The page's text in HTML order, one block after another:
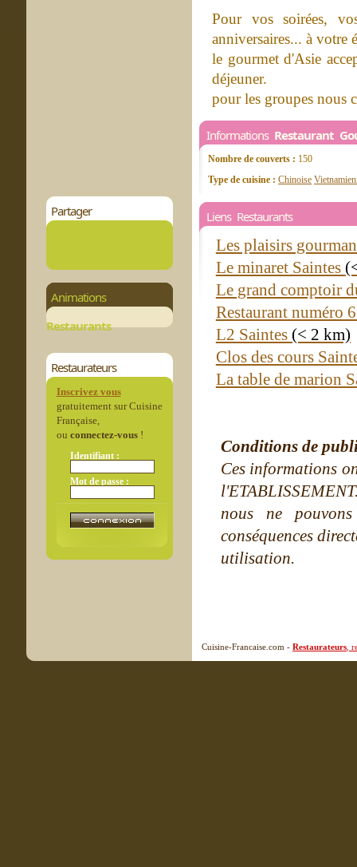
Partager
Animations
Restaurants
Restaurateurs
Inscrivez vous
gratuitement sur Cuisine
Française,
ou connectez-vous!
Identifiant :
Mot de passe :
Pour vos soirées,
anniversaires... à votre
le gourmet d'Asie
déjeuner.
pour les groupes nous
Informations Restaurant
Nombre de couverts : 150
Type de cuisine : Chinoise
Liens Restaurants
Les plaisirs
Le minaret Saintes
Le grand comptoir
Restaurant numéro
L2 Saintes (< 2 km)
Clos des cours
La table de marion
Conditions de
Ces informations
nous ne
conséquences
utilisation.
Cuisine-Francaise.com - Restaurateurs ,